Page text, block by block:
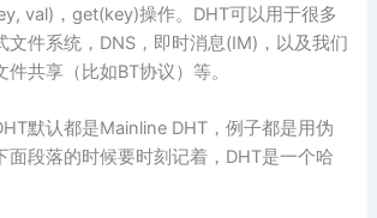
val)，get(key)操作。DHT可以用于很多
文件系统，DNS，即时消息(IM)，以及我们
共享（比如BT协议）等。
默认都是Mainline DHT，例子都是用伪
面段落的时候要时刻记着，DHT是一个哈